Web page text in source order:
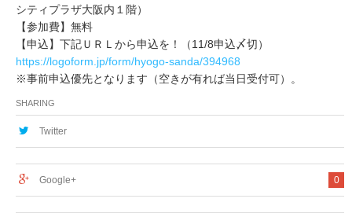
シティプラザ大阪内１階）
【参加費】無料
【申込】下記ＵＲＬから申込を！（11/8申込〆切）
https://logoform.jp/form/hyogo-sanda/394968
※事前申込優先となります（空きが有れば当日受付可）。
SHARING
Twitter
0
Google+